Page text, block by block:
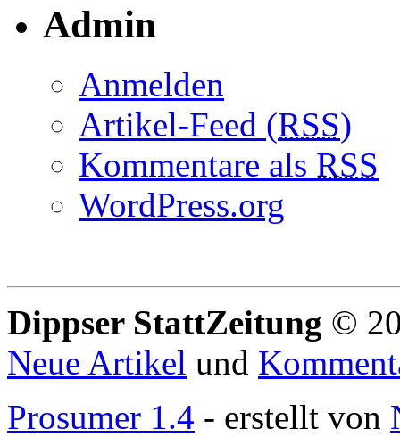
Admin
Anmelden
Artikel-Feed (RSS)
Kommentare als RSS
WordPress.org
Dippser StattZeitung ©
Neue Artikel und
Prosumer 1.4 - erstellt von